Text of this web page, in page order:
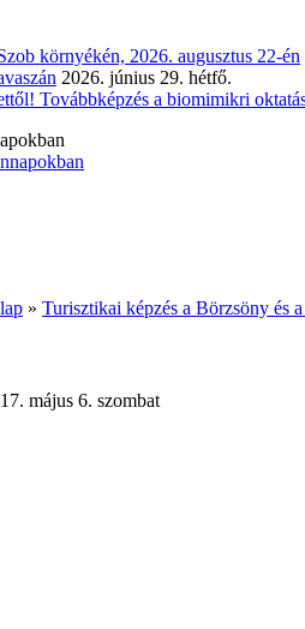
környékén, 2026. augusztus 22-én
2026. június 29. hétfő.
Továbbképzés a biomimikri
» Turisztikai képzés a Börzsöny és
május 6. szombat